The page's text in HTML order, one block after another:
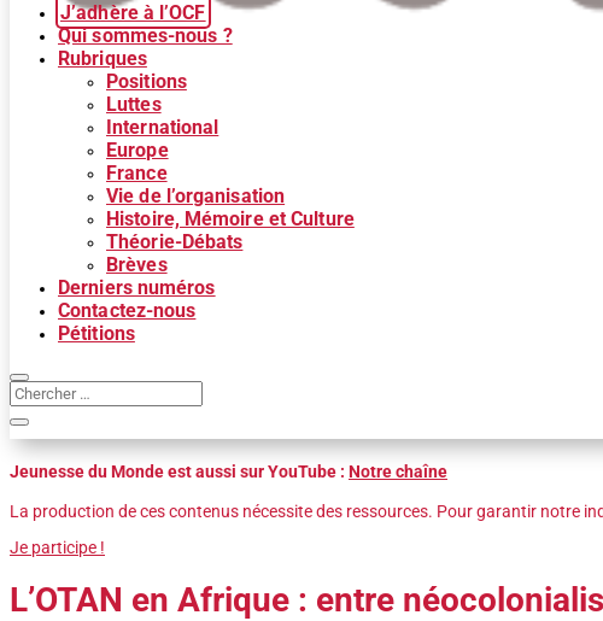
J’adhère à l’OCF
Qui sommes-nous ?
Rubriques
Positions
Luttes
International
Europe
France
Vie de l’organisation
Histoire, Mémoire et Culture
Théorie-Débats
Brèves
Derniers numéros
Contactez-nous
Pétitions
Jeunesse du Monde est aussi sur YouTube : Notre chaîne
La production de ces contenus nécessite des ressources. Pour garantir notre
Je participe !
L’OTAN en Afrique : entre